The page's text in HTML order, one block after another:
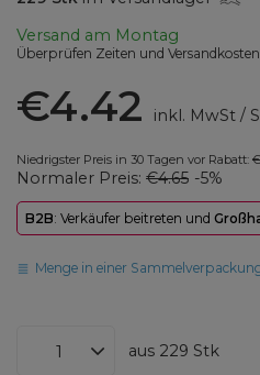
Versand am Montag
Überprüfen Zeiten und Versandkosten
€4.42 inkl. MwSt/
Niedrigster Preis in 30 Tagen vor Rabatt:
Normaler Preis: €4.65 -5%
B2B: Verkäufer beitreten und
Menge in einer
aus 229 Stk